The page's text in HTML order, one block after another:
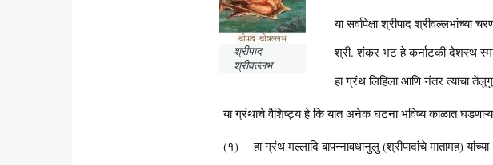
श्रीपाद
श्रीवल्लभ
या सर्वापेक्षा श्रीपाद
श्री. शंकर भट हे कर्नाटकी देशस्थ
हा ग्रंथ लिहिला आणि नंतर त्याचा
या ग्रंथाचे वैशिष्ट्य हे कि यात अनेक घटना भविष्य काळात
(१) हा ग्रंथ मल्लादि बापन्नावधानुलु (श्रीपादांचे मातामह) यांच्या